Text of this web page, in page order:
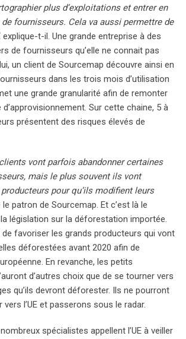
plus d’exploitations et entrer en
fournisseurs. Cela va aussi permettre de
explique-t-il. Une grande entreprise à des
de fournisseurs qu’elle ne connait pas
un client de Sourcemap découvre ainsi en
dans les trois mois d’utilisation
une grande granularité afin de remonter
d’approvisionnement. Sur cette chaine, 5 à
présentent des risques élevés de
vont parfois abandonner certaines
mais le plus souvent ils vont
pour qu’ils modifient leurs
patron de Sourcemap. Et c’est là le
législation sur la déforestation importée.
de favoriser les grands producteurs qui vont
déforestées avant 2020 afin de
En revanche, les petits
d’autres choix que de se tourner vers
qu’ils devront déforester. Ils ne pourront
l’UE et passerons sous le radar.
spécialistes appellent l’UE à veiller